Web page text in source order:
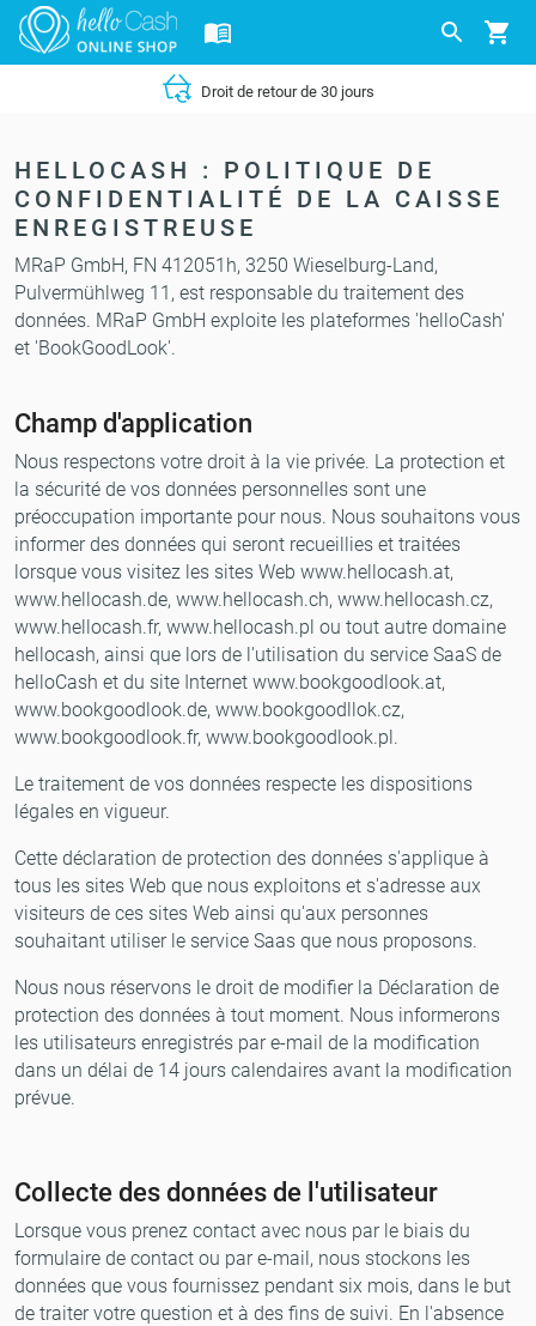
Droit de retour de 30 jours
HELLOCASH : POLITIQUE DE
CONFIDENTIALITÉ DE LA CAISSE
ENREGISTREUSE
MRaP GmbH, FN 412051h, 3250 Wieselburg-Land,
Pulvermühlweg 11, est responsable du traitement des
données. MRaP GmbH exploite les plateformes 'helloCash'
et 'BookGoodLook'.
Champ d'application
Nous respectons votre droit à la vie privée. La protection et
la sécurité de vos données personnelles sont une
préoccupation importante pour nous. Nous souhaitons vous
informer des données qui seront recueillies et traitées
lorsque vous visitez les sites Web www.hellocash.at,
www.hellocash.de, www.hellocash.ch, www.hellocash.cz,
www.hellocash.fr, www.hellocash.pl ou tout autre domaine
hellocash, ainsi que lors de l'utilisation du service SaaS de
helloCash et du site Internet www.bookgoodlook.at,
www.bookgoodlook.de, www.bookgoodllok.cz,
www.bookgoodlook.fr, www.bookgoodlook.pl.
Le traitement de vos données respecte les dispositions
légales en vigueur.
Cette déclaration de protection des données s'applique à
tous les sites Web que nous exploitons et s'adresse aux
visiteurs de ces sites Web ainsi qu'aux personnes
souhaitant utiliser le service Saas que nous proposons.
Nous nous réservons le droit de modifier la Déclaration de
protection des données à tout moment. Nous informerons
les utilisateurs enregistrés par e-mail de la modification
dans un délai de 14 jours calendaires avant la modification
prévue.
Collecte des données de l'utilisateur
Lorsque vous prenez contact avec nous par le biais du
formulaire de contact ou par e-mail, nous stockons les
données que vous fournissez pendant six mois, dans le but
de traiter votre question et à des fins de suivi. En l'absence